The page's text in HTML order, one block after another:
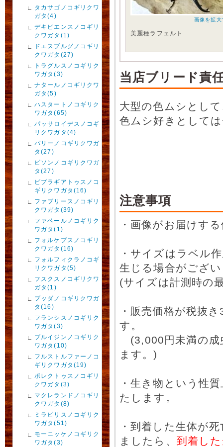
タカサゴノコギリクワ
ガタ(4)
デキピエンスノコギリ
クワガタ(1)
ドエスブルグノコギリ
クワガタ(27)
トラグルスノコギリク
ワガタ(3)
ナタールノコギリクワ
ガタ(5)
ハスタートノコギリク
ワガタ(65)
パッサロイデスノコギ
リクワガタ(4)
パリーノコギリクワガ
タ(27)
ビソンノコギリクワガ
タ(27)
ビプラギアトゥスノコ
ギリクワガタ(16)
ファブリースノコギリ
クワガタ(39)
ファベールノコギリク
ワガタ(1)
フォルケプスノコギリ
クワガタ(16)
フォルフィクラノコギ
リクワガタ(5)
フスクスノコギリクワ
ガタ(1)
ブッダノコギリクワガ
タ(16)
フランシスノコギリク
ワガタ(3)
ブルイジンノコギリク
ワガタ(10)
フルストルファーノコ
ギリクワガタ(19)
ポレクトゥスノコギリ
クワガタ(3)
マクレランドノコギリ
クワガタ(8)
ミラビリスノコギリク
ワガタ(51)
モーニッケノコギリク
ワガタ(3)
画像を拡大
美麗種ラフェルト
当店ブリード責
大型の色ムシとし
色ムシ好きとして
注意事項
・画像がお届けす
・サイズはラベル
生じる場合がござ
(サイズは計測時の
・販売価格が税抜
す。
(3,000円未満の成
ます。)
・生き物という性
たします。
・到着した生体が
ましたら、 到着し